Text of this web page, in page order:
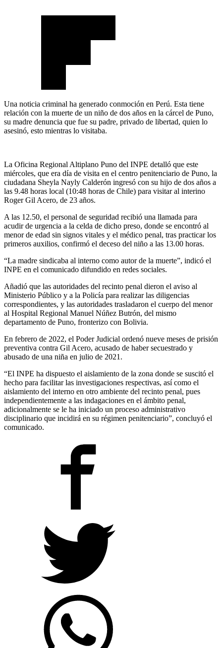
Una noticia criminal ha generado conmoción en Perú. Esta tiene
relación con la muerte de un niño de dos años en la cárcel de Puno,
su madre denuncia que fue su padre, privado de libertad, quien lo
asesinó, esto mientras lo visitaba.
La Oficina Regional Altiplano Puno del INPE detalló que este
miércoles, que era día de visita en el centro penitenciario de Puno, la
ciudadana Sheyla Nayly Calderón ingresó con su hijo de dos años a
las 9.48 horas local (10:48 horas de Chile) para visitar al interino
Roger Gil Acero, de 23 años.
A las 12.50, el personal de seguridad recibió una llamada para
acudir de urgencia a la celda de dicho preso, donde se encontró al
menor de edad sin signos vitales y el médico penal, tras practicar los
primeros auxilios, confirmó el deceso del niño a las 13.00 horas.
“La madre sindicaba al interno como autor de la muerte”, indicó el
INPE en el comunicado difundido en redes sociales.
Añadió que las autoridades del recinto penal dieron el aviso al
Ministerio Público y a la Policía para realizar las diligencias
correspondientes, y las autoridades trasladaron el cuerpo del menor
al Hospital Regional Manuel Núñez Butrón, del mismo
departamento de Puno, fronterizo con Bolivia.
En febrero de 2022, el Poder Judicial ordenó nueve meses de prisión
preventiva contra Gil Acero, acusado de haber secuestrado y
abusado de una niña en julio de 2021.
“El INPE ha dispuesto el aislamiento de la zona donde se suscitó el
hecho para facilitar las investigaciones respectivas, así como el
aislamiento del interno en otro ambiente del recinto penal, pues
independientemente a las indagaciones en el ámbito penal,
adicionalmente se le ha iniciado un proceso administrativo
disciplinario que incidirá en su régimen penitenciario”, concluyó el
comunicado.